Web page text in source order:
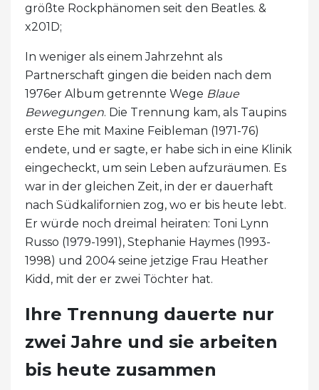
größte Rockphänomen seit den Beatles. &
x201D;
In weniger als einem Jahrzehnt als
Partnerschaft gingen die beiden nach dem
1976er Album getrennte Wege Blaue
Bewegungen. Die Trennung kam, als Taupins
erste Ehe mit Maxine Feibleman (1971-76)
endete, und er sagte, er habe sich in eine Klinik
eingecheckt, um sein Leben aufzuräumen. Es
war in der gleichen Zeit, in der er dauerhaft
nach Südkalifornien zog, wo er bis heute lebt.
Er würde noch dreimal heiraten: Toni Lynn
Russo (1979-1991), Stephanie Haymes (1993-
1998) und 2004 seine jetzige Frau Heather
Kidd, mit der er zwei Töchter hat.
Ihre Trennung dauerte nur
zwei Jahre und sie arbeiten
bis heute zusammen